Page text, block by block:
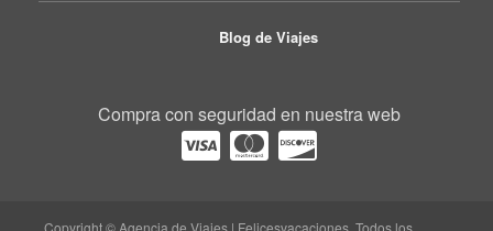
Blog de Viajes
Compra con seguridad en nuestra web
Copyright © Agencia de Viajes | Felicesvacaciones. Todos los